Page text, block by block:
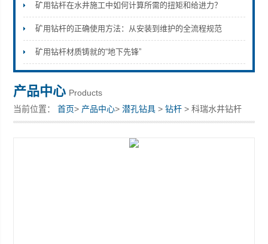
宣化县瑞科钻孔机械厂
矿用钻杆在水井施工中如何计算所需的扭矩和给进力？
矿用钻杆的正确使用方法：从安装到维护的全流程规范
矿用钻杆材质铸就的“地下先锋”
产品中心 Products
当前位置：首页> 产品中心>潜孔钻具 >钻杆 > 科瑞水井钻杆